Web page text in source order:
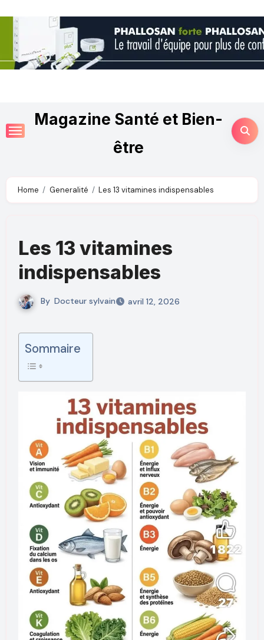
Magazine Santé et Bien-
être
Home Generalité Les 13 vitamines indispensables
Les 13 vitamines
indispensables
By Docteur sylvain avril 12, 2026
Sommaire